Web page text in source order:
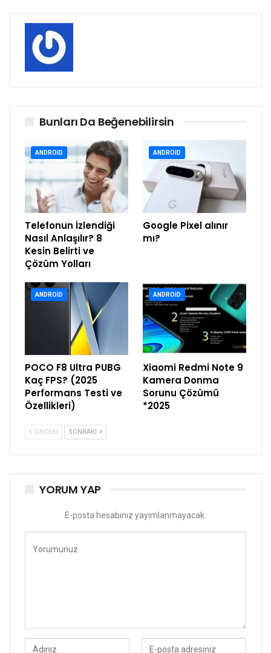
Bunları Da Beğenebilirsin
ANDROID
Telefonun İzlendiği
Nasıl Anlaşılır? 8
Kesin Belirti ve
Çözüm Yolları
ANDROID
Google Pixel alınır
mı?
ANDROID
POCO F8 Ultra PUBG
Kaç FPS? (2025
Performans Testi ve
Özellikleri)
ANDROID
Xiaomi Redmi Note 9
Kamera Donma
Sorunu Çözümü
*2025
ÖNCEKI SONRAKI
YORUM YAP
E-posta hesabınız yayımlanmayacak.